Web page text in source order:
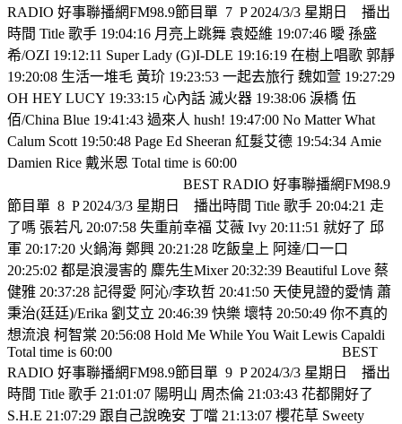
RADIO 好事聯播網FM98.9節目單 7 P 2024/3/3 星期日
播出
時間 Title 歌手 19:04:16 月亮上跳舞 袁婭維 19:07:46 曖 孫盛
希/OZI 19:12:11 Super Lady (G)I-DLE 19:16:19 在樹上唱歌 郭靜
19:20:08 生活一堆毛 黃玠 19:23:53 一起去旅行 魏如萱 19:27:29
OH HEY LUCY 19:33:15 心內話 滅火器 19:38:06 淚橋 伍
佰/China Blue 19:41:43 過來人 hush! 19:47:00 No Matter What
Calum Scott 19:50:48 Page Ed Sheeran 紅髮艾德 19:54:34 Amie
Damien Rice 戴米恩 Total time is 60:00
BEST RADIO 好事聯播網FM98.9
節目單 8 P 2024/3/3 星期日
播出時間 Title 歌手 20:04:21 走
了嗎 張若凡 20:07:58 失重前幸福 艾薇 Ivy 20:11:51 就好了 邱
軍 20:17:20 火鍋海 鄭興 20:21:28 吃飯皇上 阿達/口一口
20:25:02 都是浪漫害的 麋先生Mixer 20:32:39 Beautiful Love 蔡
健雅 20:37:28 記得愛 阿沁/李玖哲 20:41:50 天使見證的愛情 蕭
秉治(廷廷)/Erika 劉艾立 20:46:39 快樂 壞特 20:50:49 你不真的
想流浪 柯智棠 20:56:08 Hold Me While You Wait Lewis Capaldi
Total time is 60:00
BEST
RADIO 好事聯播網FM98.9節目單 9 P 2024/3/3 星期日
播出
時間 Title 歌手 21:01:07 陽明山 周杰倫 21:03:43 花都開好了
S.H.E 21:07:29 跟自己說晚安 丁噹 21:13:07 櫻花草 Sweety